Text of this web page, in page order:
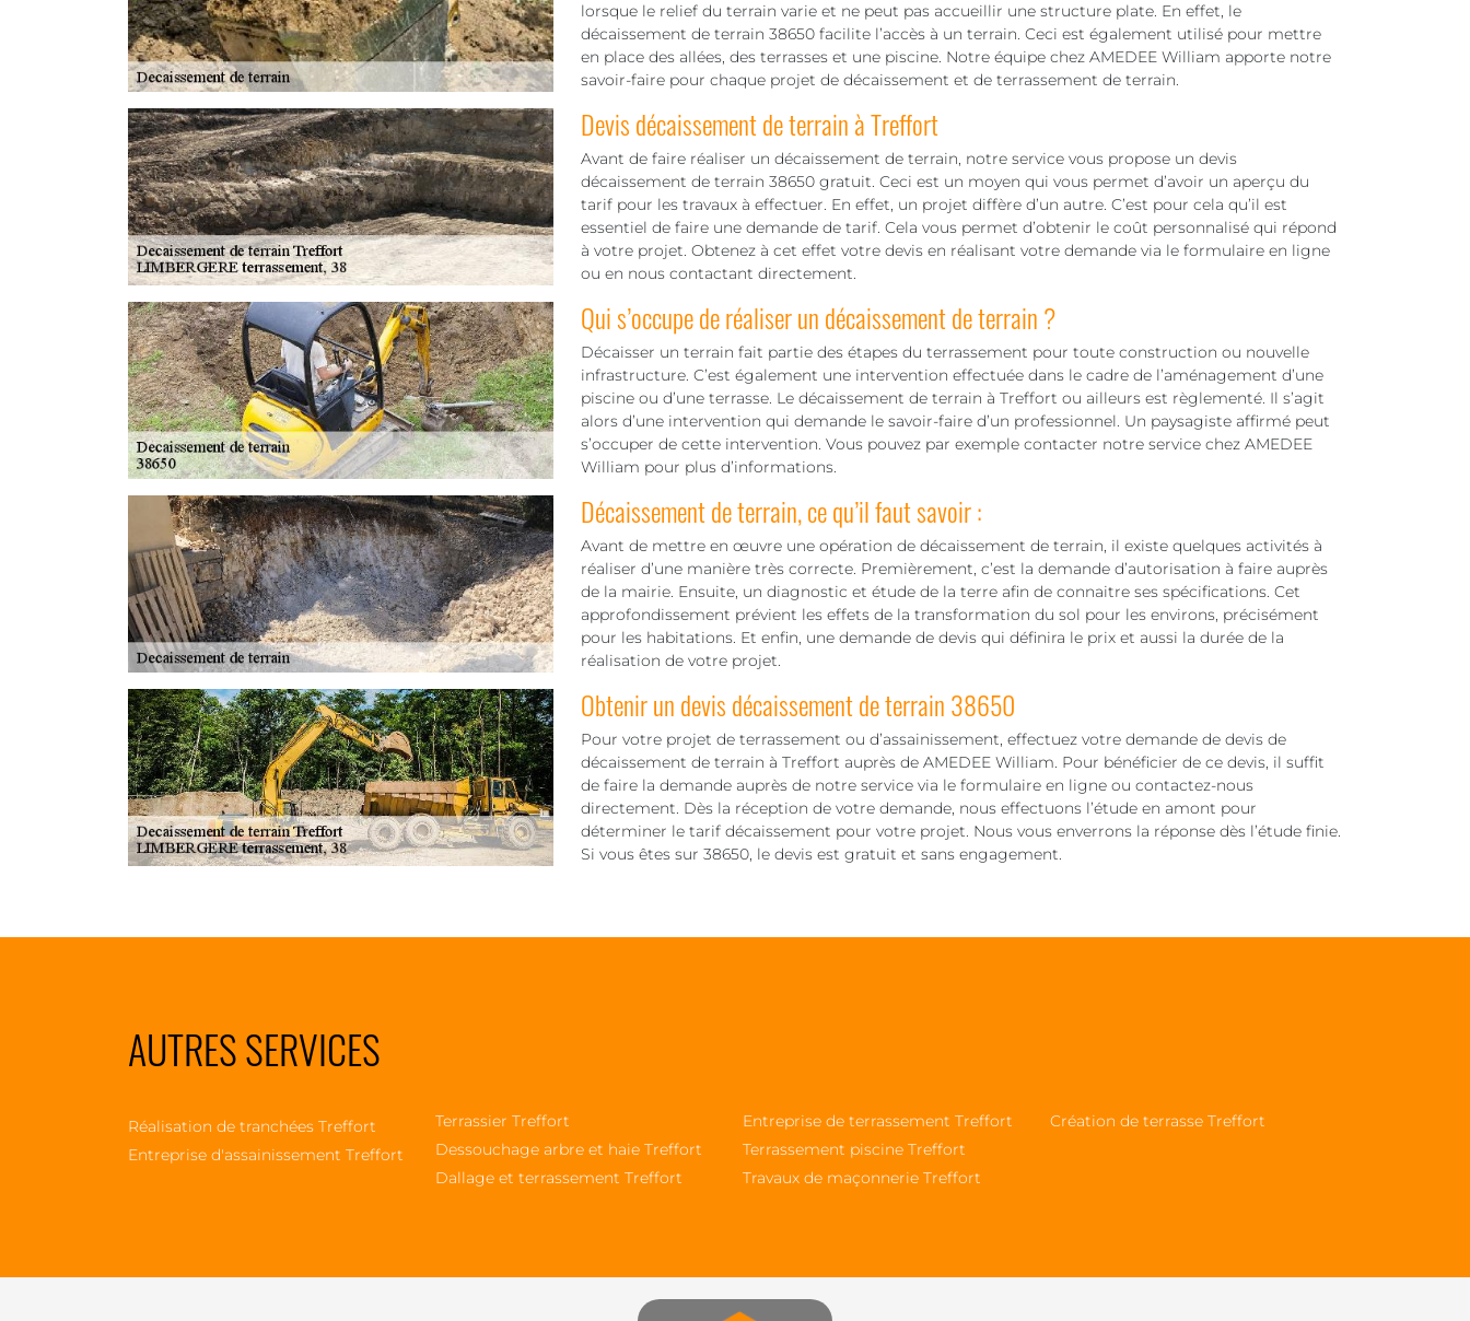
lorsque le relief du terrain varie et ne peut pas accueillir une structure plate. En effet, le
décaissement de terrain 38650 facilite l’accès à un terrain. Ceci est également utilisé pour mettre
en place des allées, des terrasses et une piscine. Notre équipe chez AMEDEE William apporte notre
savoir-faire pour chaque projet de décaissement et de terrassement de terrain.
Devis décaissement de terrain à Treffort
Avant de faire réaliser un décaissement de terrain, notre service vous propose un devis
décaissement de terrain 38650 gratuit. Ceci est un moyen qui vous permet d’avoir un aperçu du
tarif pour les travaux à effectuer. En effet, un projet diffère d’un autre. C’est pour cela qu’il est
essentiel de faire une demande de tarif. Cela vous permet d’obtenir le coût personnalisé qui répond
à votre projet. Obtenez à cet effet votre devis en réalisant votre demande via le formulaire en ligne
ou en nous contactant directement.
Qui s’occupe de réaliser un décaissement de terrain ?
Décaisser un terrain fait partie des étapes du terrassement pour toute construction ou nouvelle
infrastructure. C’est également une intervention effectuée dans le cadre de l’aménagement d’une
piscine ou d’une terrasse. Le décaissement de terrain à Treffort ou ailleurs est règlementé. Il s’agit
alors d’une intervention qui demande le savoir-faire d’un professionnel. Un paysagiste affirmé peut
s’occuper de cette intervention. Vous pouvez par exemple contacter notre service chez AMEDEE
William pour plus d’informations.
Décaissement de terrain, ce qu’il faut savoir :
Avant de mettre en œuvre une opération de décaissement de terrain, il existe quelques activités à
réaliser d’une manière très correcte. Premièrement, c’est la demande d’autorisation à faire auprès
de la mairie. Ensuite, un diagnostic et étude de la terre afin de connaitre ses spécifications. Cet
approfondissement prévient les effets de la transformation du sol pour les environs, précisément
pour les habitations. Et enfin, une demande de devis qui définira le prix et aussi la durée de la
réalisation de votre projet.
Obtenir un devis décaissement de terrain 38650
Pour votre projet de terrassement ou d’assainissement, effectuez votre demande de devis de
décaissement de terrain à Treffort auprès de AMEDEE William. Pour bénéficier de ce devis, il suffit
de faire la demande auprès de notre service via le formulaire en ligne ou contactez-nous
directement. Dès la réception de votre demande, nous effectuons l’étude en amont pour
déterminer le tarif décaissement pour votre projet. Nous vous enverrons la réponse dès l’étude finie.
Si vous êtes sur 38650, le devis est gratuit et sans engagement.
AUTRES SERVICES
Réalisation de tranchées Treffort
Entreprise d'assainissement Treffort
Terrassier Treffort
Dessouchage arbre et haie Treffort
Dallage et terrassement Treffort
Entreprise de terrassement Treffort
Terrassement piscine Treffort
Travaux de maçonnerie Treffort
Création de terrasse Treffort